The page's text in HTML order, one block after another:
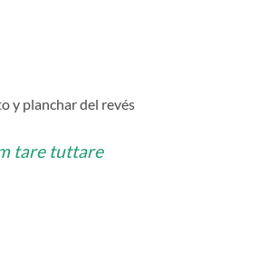
y planchar del revés
tare tuttare